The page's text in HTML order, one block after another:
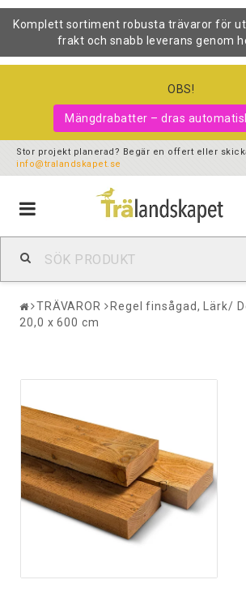
Komplett sortiment robusta trävaror för
frakt och snabb leverans genom
OBS!
Mängdrabatter – dras
Stor projekt planerad? Begär en offert eller
info@tralandskapet.se
Toggle
navigation
TRÄVAROR
Regel finsågad, Lärk/
20,0 x 600 cm